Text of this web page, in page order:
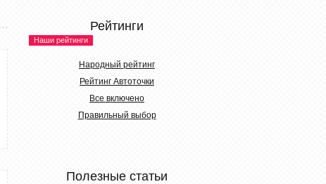
Рейтинги
Наши рейтинги
Народный рейтинг
Рейтинг Автоточки
Все включено
Правильный выбор
Полезные статьи